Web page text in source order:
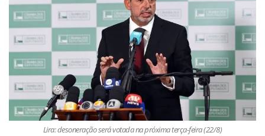
Lira: desoneração será votada na próxima terça-feira (22/8)